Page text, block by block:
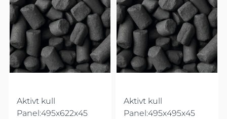
Aktivt kull
Panel:495x622x45
Aktivt kull
Panel:495x495x45